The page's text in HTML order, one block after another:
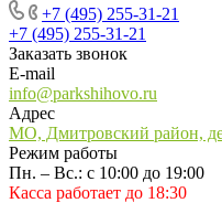
+7 (495) 255-31-21
+7 (495) 255-31-21
Заказать звонок
E-mail
info@parkshihovo.ru
Адрес
МО, Дмитровский район,
Режим работы
Пн. – Вс.: с 10:00 до 19:00
Касса работает до 18:30